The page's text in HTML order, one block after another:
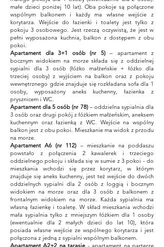
małe dzieci poniżej 10 lat). Oba pokoje są połączone
wspólnym balkonem i każdy ma własne wejście z
korytarza. Wejście do łazienki i toalety jest tylko z
pokoju 3 osobowego. Jest rzeczą oczywistą, że jest w
pełni wyposażona kuchnia, balkon z dostępem z obu
pokoi.
Apartament dla 3+1 osób (nr 5)– apartament z
bocznym widokiem na morze składa się z oddzielnej
sypialni dla 3 osób (łóżko małżeńskie + łóżko dla
trzeciej osoby) z wyjściem na balkon oraz z pokoju
wewnętrznego gdzie znajduje się rozkładana sofa dla 1
osoby, wyposażony aneks kuchenny, łazienka z
prysznicem i WC.
Apartament dla 5 osób (nr 78)– oddzielna sypialnia dla
3 osób oraz drugi pokój z łóżkiem małżeńskim, aneksem
kuchennym oraz łazienką z WC. Wejście na wspólny
balkon jest z obu pokoi. Mieszkanie ma widok z przodu
na morze.
Apartament A6 (nr 112) – mieszkanie na poddaszu
powstało z połączenia 2 kawalerek i trzeciego
oddzielnego pokoju i składa się w sumie z 3 pokoi - do
mieszkania wchodzi się przez korytarz, w którym
znajduje się aneks kuchenny, jest też wejście do dwóch
oddzielnych sypialni dla 2 osób z loggią i bocznym
widokiem na morze oraz dla 3 osób z balkonem z
frontalnym widokiem na morze. Każda sypialnia ma
własną łazienkę i toaletę. W skład mieszkania wchodzi
mała sypialnia tylko z mniejszym łóżkiem dla 1 osoby
(ewentualnie dla 2 małych dzieci do lat 10), która
posiada własne wejście ze wspólnego korytarza i jest
połączona z jedną z sypialni wspólnym balkonem.
Apartament A2+2 na tarasie - apartament na parterze